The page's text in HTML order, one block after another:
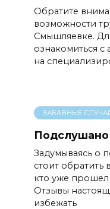
Обратите
возможности
Смышляевке.
ознакомиться с
на
ЗАБАВНЫЕ
Подслушано
Задумываясь о
стоит обратить
кто уже прошел
Отзывы
избежать